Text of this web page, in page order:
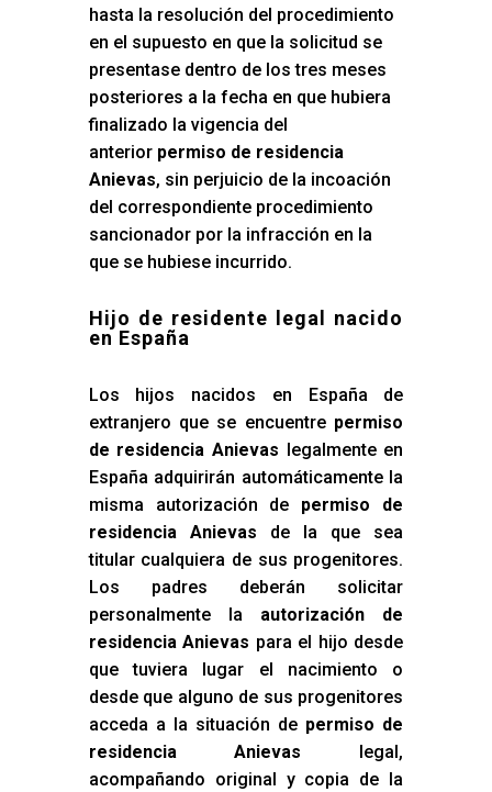
hasta la resolución del procedimiento
en el supuesto en que la solicitud se
presentase dentro de los tres meses
posteriores a la fecha en que hubiera
finalizado la vigencia del
anterior permiso de residencia
Anievas, sin perjuicio de la incoación
del correspondiente procedimiento
sancionador por la infracción en la
que se hubiese incurrido.
Hijo de residente legal nacido
en España
Los hijos nacidos en España de
extranjero que se encuentre permiso
de residencia Anievas legalmente en
España adquirirán automáticamente la
misma autorización de permiso de
residencia Anievas de la que sea
titular cualquiera de sus progenitores.
Los padres deberán solicitar
personalmente la autorización de
residencia Anievas para el hijo desde
que tuviera lugar el nacimiento o
desde que alguno de sus progenitores
acceda a la situación de permiso de
residencia Anievas legal,
acompañando original y copia de la